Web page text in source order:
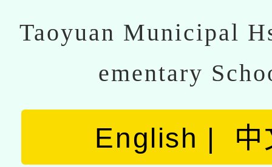
Taoyuan Municipal
ementary
English 中